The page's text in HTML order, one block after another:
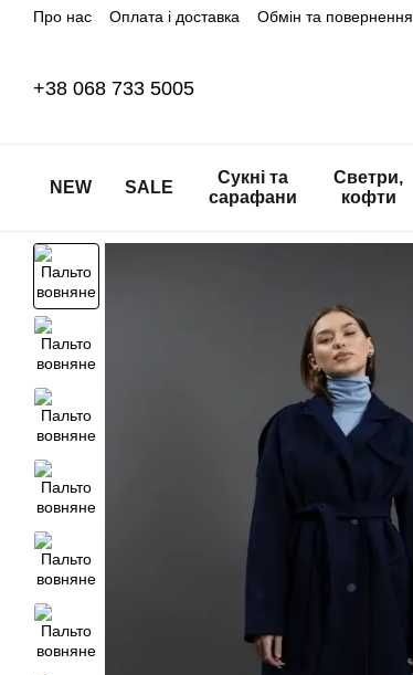
Перейти до основного контенту
Про нас Оплата і доставка Обмін та повернення
+38 068 733 5005
NEW SALE
Сукні та
сарафани
Светри,
кофти